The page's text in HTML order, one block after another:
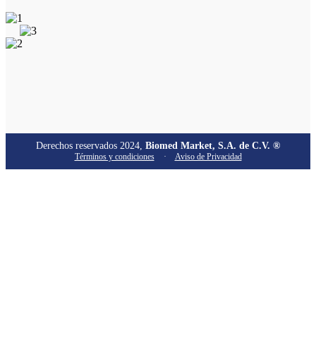
Derechos reservados 2024, Biomed Market, S.A. de C.V. ®
Términos y condiciones · Aviso de Privacidad